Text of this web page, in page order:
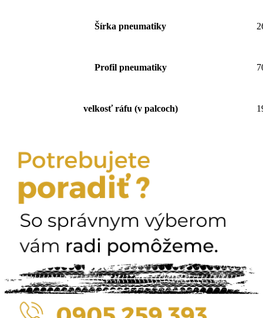
Šírka pneumatiky
Profil pneumatiky
velkosť ráfu (v palcoch)